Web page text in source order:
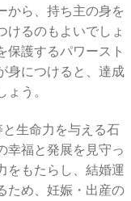
から、持ち主の身を
けるのもよいでしょ
保護するパワースト
身につけると、達成
う。
生命力を与える石
幸福と発展を見守っ
をもたらし、結婚運
ため、妊娠・出産の